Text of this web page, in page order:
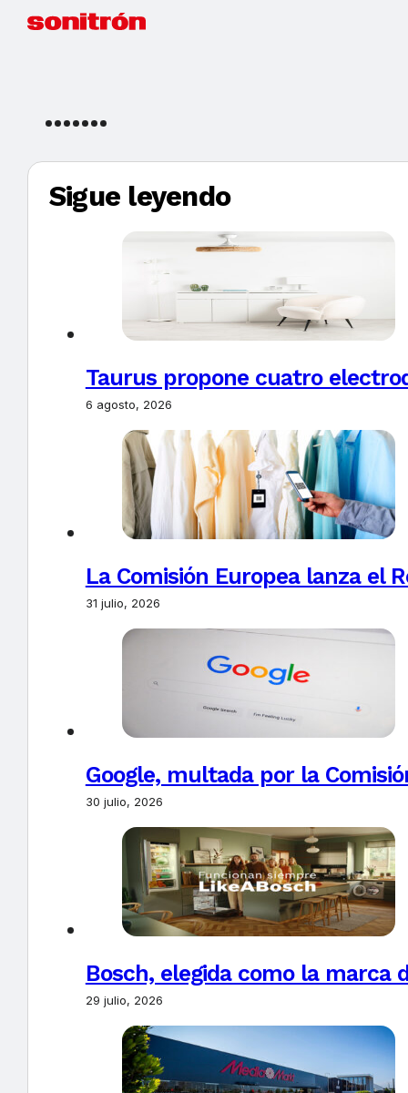
Sigue leyendo
Taurus propone cuatro
6 agosto, 2026
La Comisión Europea lanza el
31 julio, 2026
Google, multada por la
30 julio, 2026
Bosch, elegida como la marca
29 julio, 2026